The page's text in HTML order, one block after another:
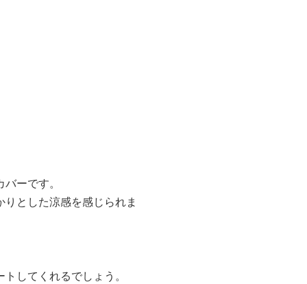
ーです。
とした涼感を感じられま
してくれるでしょう。